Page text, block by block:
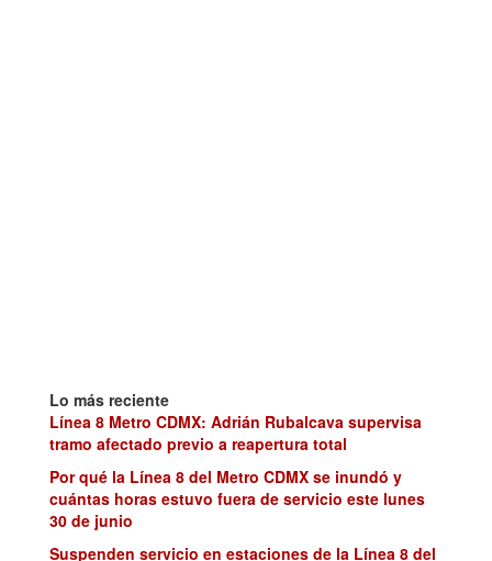
Lo más reciente
Línea 8 Metro CDMX: Adrián Rubalcava supervisa
tramo afectado previo a reapertura total
Por qué la Línea 8 del Metro CDMX se inundó y
cuántas horas estuvo fuera de servicio este lunes
30 de junio
Suspenden servicio en estaciones de la Línea 8 del